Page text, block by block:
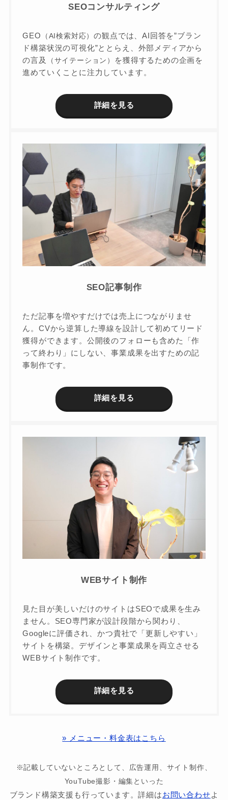
SEOコンサルティング
GEO （AI検索対応）の観点では、AI回答を”ブラン
ド構築状況の可視化”ととらえ、外部メディアから
の言及
（サイテーション）
を獲得するための企画を
進めていくことに注力しています。
詳細を見る
SEO記事制作
ただ記事を増やすだけでは売上につながりませ
ん。CVから逆算した導線を設計して初めてリード
獲得ができます。公開後のフォローも含めた「作
って終わり」にしない、事業成果を出すための記
事制作です。
詳細を見る
WEBサイト制作
見た目が美しいだけのサイトはSEOで成果を生み
ません。SEO専門家が設計段階から関わり、
Googleに評価され、かつ貴社で「更新しやすい」
サイトを構築。デザインと事業成果を両立させる
WEBサイト制作です。
詳細を見る
» メニュー・料金表はこちら
※記載していないところとして、広告運用、サイト制作、
YouTube撮影・編集といった
ブランド構築支援も行っています。詳細はお問い合わせよ